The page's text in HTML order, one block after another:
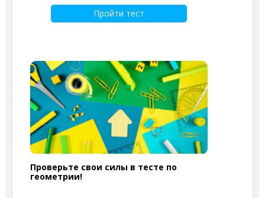
Пройти тест
Проверьте свои силы в тесте по
геометрии!